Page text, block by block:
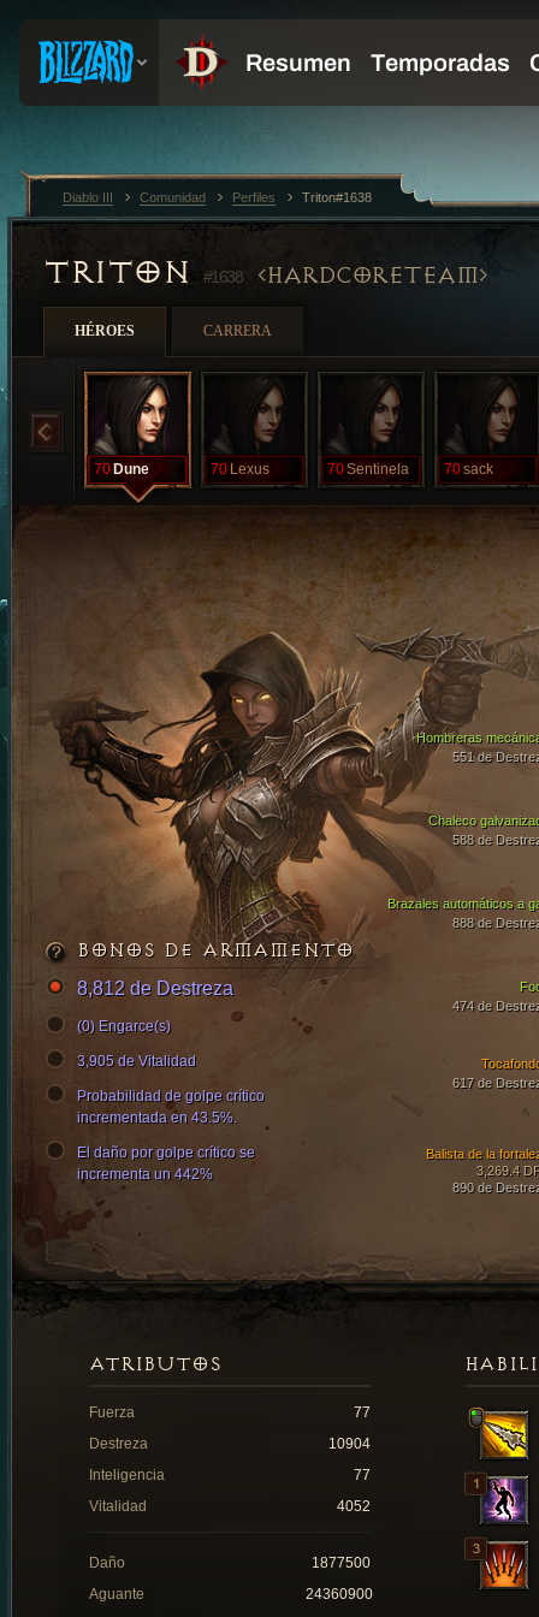
TRITON#1638 HARDCORETEAM
HÉROES CARRERA
70 Dune 70 Lexus 70Sentinela 70sack
Chaleco
588 de
Brazales automáticos a
888 de
Hombreras
551 de
617 de
Balista de la
3,269.4
890 de
474 de
BONOS DE ARMAMENTO
8,812 de Destreza
(0) Engarce(s)
3,905 de Vitalidad
Probabilidad de golpe crítico
incrementada en 43.5%.
El daño por golpe crítico se
incrementa un 442%
ATRIBUTOS
Fuerza
77
Destreza
10904
Inteligencia
77
Vitalidad
4052
Daño
1877500
Aguante
24360900
Diablo III Comunidad Perfiles Triton#1638